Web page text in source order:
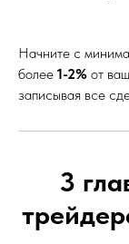
Начните с
более 1-2% от
записывая все
3